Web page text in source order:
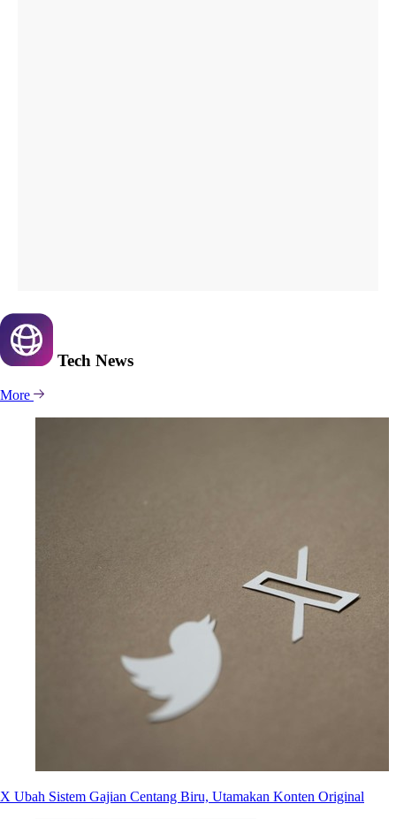
Tech News
More
X Ubah Sistem Gajian Centang Biru, Utamakan Konten Original